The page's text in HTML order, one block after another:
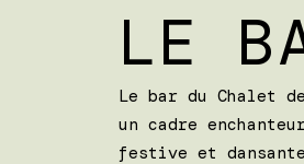
LE
Le bar du Chalet
un cadre
festive et